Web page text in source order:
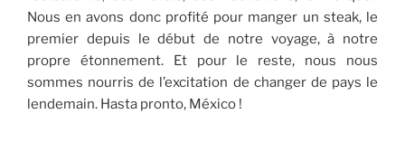
Nous en avons donc profité pour manger un steak, le
premier depuis le début de notre voyage, à notre
propre étonnement. Et pour le reste, nous nous
sommes nourris de l’excitation de changer de pays le
lendemain. Hasta pronto, México !